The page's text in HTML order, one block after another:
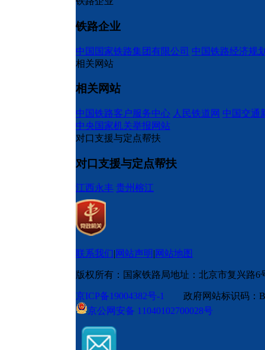
铁路企业
中国国家铁路集团有限公司 中国铁路经济规
相关网站
相关网站
中国铁路客户服务中心 人民铁道网 中国交通
中央国家机关举报网站
对口支援与定点帮扶
对口支援与定点帮扶
江西永丰 贵州榕江
联系我们 网站声明 网站地图
版权所有：国家铁路局地址：北京市复兴路6
京ICP备19004382号-1 政府网站标识码
京公网安备 11040102700028号